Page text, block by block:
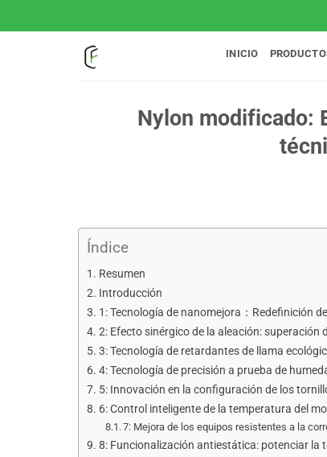
al
INICIO
Nylon modificado:
Índice
Resumen
Introducción
1: Tecnología de nanomejora：Redefinición
2: Efecto sinérgico de la aleación: superación
3: Tecnología de retardantes de llama
4: Tecnología de precisión a prueba de
5: Innovación en la configuración de los
6: Control inteligente de la temperatura del
7: Mejora de los equipos resistentes a la
8: Funcionalización antiestática: potenciar la